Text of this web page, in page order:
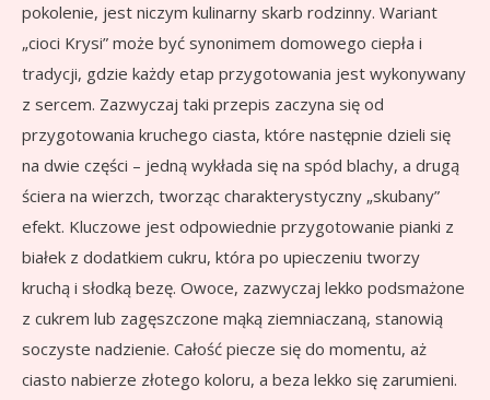
pokolenie, jest niczym kulinarny skarb rodzinny. Wariant
„cioci Krysi” może być synonimem domowego ciepła i
tradycji, gdzie każdy etap przygotowania jest wykonywany
z sercem. Zazwyczaj taki przepis zaczyna się od
przygotowania kruchego ciasta, które następnie dzieli się
na dwie części – jedną wykłada się na spód blachy, a drugą
ściera na wierzch, tworząc charakterystyczny „skubany”
efekt. Kluczowe jest odpowiednie przygotowanie pianki z
białek z dodatkiem cukru, która po upieczeniu tworzy
kruchą i słodką bezę. Owoce, zazwyczaj lekko podsmażone
z cukrem lub zagęszczone mąką ziemniaczaną, stanowią
soczyste nadzienie. Całość piecze się do momentu, aż
ciasto nabierze złotego koloru, a beza lekko się zarumieni.